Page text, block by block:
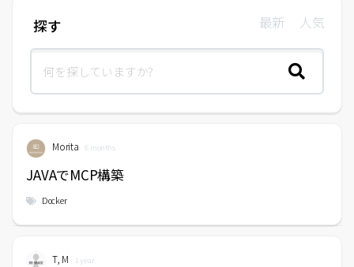
探す 最新 人気
Morita 6 months
JAVAでMCP構築
Docker
T, M 1 year